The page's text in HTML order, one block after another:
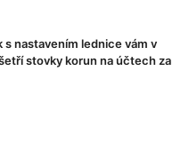
s nastavením lednice vám v
stovky korun na účtech za